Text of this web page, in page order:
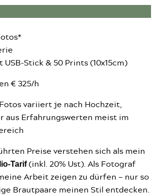
USB-Stick & 50 Prints (10x15cm)
€ 325/h
variiert je nach Hochzeit,
aus Erfahrungswerten meist im
Preise verstehen sich als mein
Tarif(inkl. 20% Ust). Als Fotograf
Arbeit zeigen zu dürfen – nur so
Brautpaare meinen Stil entdecken.